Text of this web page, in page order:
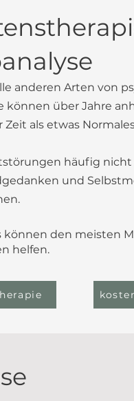
anderen Arten von
über Jahre
als etwas
häufig
und
können den meisten
helfen.